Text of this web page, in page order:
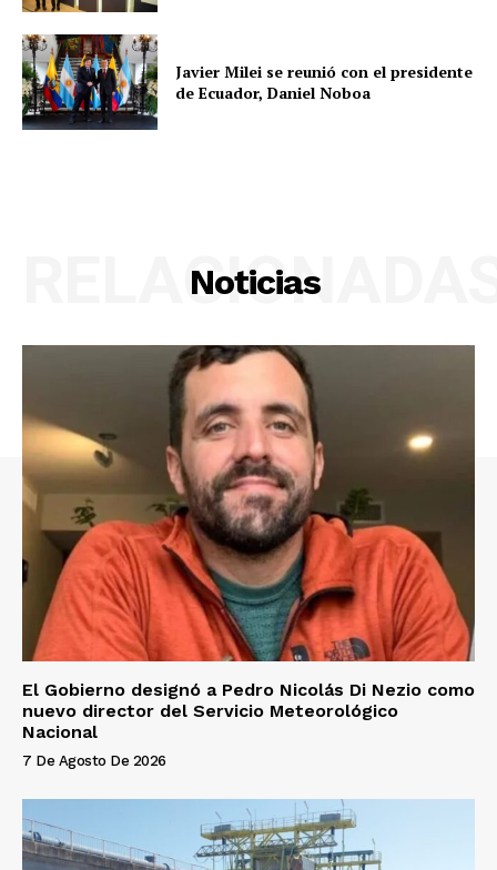
Javier Milei se reunió con el presidente
de Ecuador, Daniel Noboa
Noticias
El Gobierno designó a Pedro Nicolás Di Nezio como
nuevo director del Servicio Meteorológico
Nacional
7 De Agosto De 2026